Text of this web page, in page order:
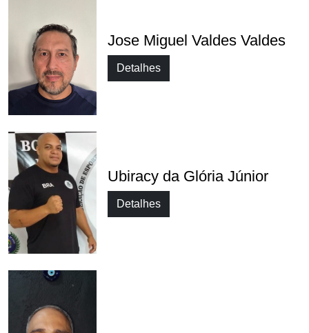
Jose Miguel Valdes Valdes
Detalhes
Ubiracy da Glória Júnior
Detalhes